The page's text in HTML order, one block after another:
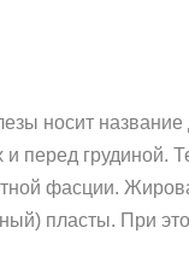
носит
перед
фасции.
пласты. При